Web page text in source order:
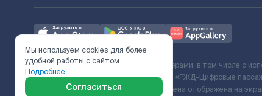
Ж/Д билеты предоставляются партнёрами, в том числе с
с Поставщиком услуг и Договора ООО «РЖД-Цифровые
включает сервисный сбор. Итоговая цена отображена на
Мы используем cookies для более
удобной работы с сайтом.
Подробнее
Согласиться